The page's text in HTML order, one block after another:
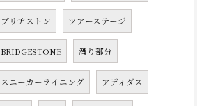
ブリヂストン ツアーステージ
BRIDGESTONE 滑り部分
スニーカーライニング アディダス